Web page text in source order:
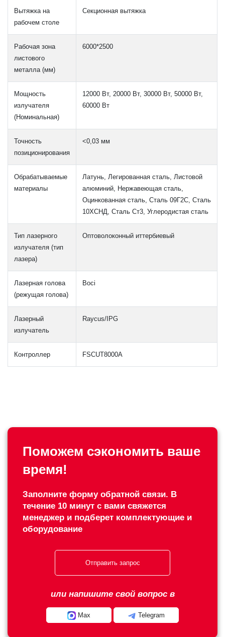
Вытяжка на
рабочем столе
Секционная вытяжка
Рабочая зона
листового
металла (мм)
6000*2500
Мощность
излучателя
(Номинальная)
12000 Вт, 20000 Вт, 30000 Вт, 50000 Вт,
60000 Вт
Точность
позиционирования
<0,03 мм
Обрабатываемые
материалы
Латунь, Легированная сталь, Листовой
алюминий, Нержавеющая сталь,
Оцинкованная сталь, Сталь 09Г2С, Сталь
10ХСНД, Сталь Ст3, Углеродистая сталь
Тип лазерного
излучателя (тип
лазера)
Оптоволоконный иттербиевый
Лазерная голова
(режущая голова)
Boci
Лазерный
излучатель
Raycus/IPG
Контроллер FSCUT8000A
Поможем сэкономить ваше
время!
Заполните форму обратной связи. В
течение 10 минут с вами свяжется
менеджер и подберет комплектующие и
оборудование
Отправить запрос
или напишите свой вопрос в
Max Telegram